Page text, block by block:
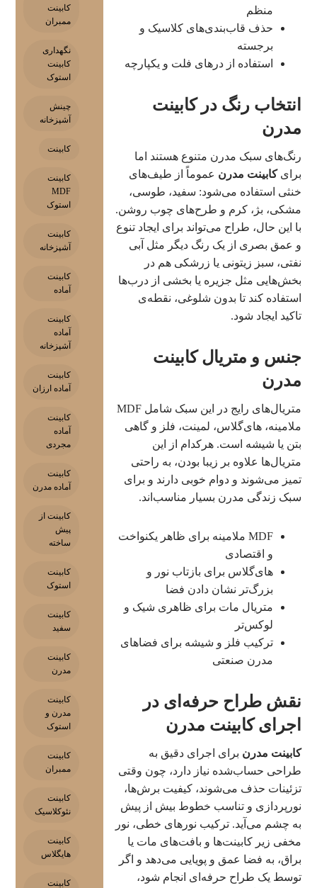
منظم
حذف قاب‌بندی‌های کلاسیک و
برجسته
استفاده از درهای فلت و یکپارچه
انتخاب رنگ در کابینت
مدرن
رنگ‌های سبک مدرن متنوع هستند اما
برایکابینت مدرن عموماً از طیف‌های
خنثی استفاده می‌شود: سفید، طوسی،
مشکی، بژ، کرم و طرح‌های چوب روشن.
با این حال، طراح می‌تواند برای ایجاد تنوع
و عمق بصری از یک رنگ دیگر مثل آبی
نفتی، سبز زیتونی یا زرشکی هم در
بخش‌هایی مثل جزیره یا بخشی از درب‌ها
استفاده کند تا بدون شلوغی، نقطه‌ی
تاکید ایجاد شود.
جنس و متریال کابینت
مدرن
متریال‌های رایج در این سبک شامل MDF
ملامینه، های‌گلاس، لمینت، فلز و گاهی
بتن یا شیشه است. هرکدام از این
متریال‌ها علاوه بر زیبا بودن، به راحتی
تمیز می‌شوند و دوام خوبی دارند و برای
سبک زندگی مدرن بسیار مناسب‌اند.
MDF ملامینه برای ظاهر یکنواخت
و اقتصادی
های‌گلاس برای بازتاب نور و
بزرگ‌تر نشان دادن فضا
متریال مات برای ظاهری شیک و
لوکس‌تر
ترکیب فلز و شیشه برای فضاهای
مدرن صنعتی
نقش طراح حرفه‌ای در
اجرای کابینت مدرن
کابینت مدرن برای اجرای دقیق به
طراحی حساب‌شده نیاز دارد، چون وقتی
تزئینات حذف می‌شوند، کیفیت برش‌ها،
نورپردازی و تناسب خطوط بیش از پیش
به چشم می‌آید. ترکیب نورهای خطی، نور
مخفی زیر کابینت‌ها و بافت‌های مات یا
براق، به فضا عمق و پویایی می‌دهد و اگر
توسط یک طراح حرفه‌ای انجام شود،
کابینت
ممبران
نگهداری
کابینت
استوک
چینش
آشپزخانه
کابینت
کابینت
MDF
استوک
کابینت
آشپزخانه
کابینت
آماده
کابینت
آماده
آشپزخانه
کابینت
آماده ارزان
کابینت
آماده
مجردی
کابینت
آماده مدرن
کابینت از
پیش
ساخته
کابینت
استوک
کابینت
سفید
کابینت
مدرن
کابینت
مدرن و
استوک
کابینت
ممبران
کابینت
نئوکلاسیک
کابینت
هایگلاس
کابینت